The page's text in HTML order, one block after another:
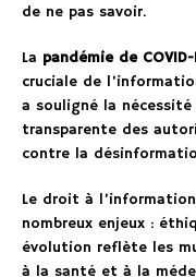
de ne pas savoir.
La pandémie de COVID-
cruciale de
a souligné la
transparente des
contre la
Le droit à
nombreux enjeux :
évolution reflète les
à la santé et à la